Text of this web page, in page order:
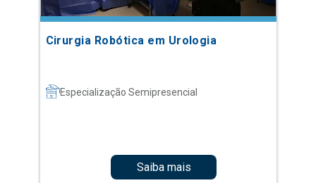
Cirurgia Robótica em Urologia
Especialização Semipresencial
Saiba mais